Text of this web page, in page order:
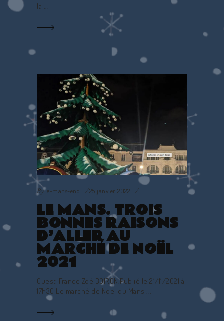
la
Byle-mans-end 25 janvier 2022
LE MANS. TROIS
BONNES RAISONS
D’ALLER AU
MARCHÉ DE NOËL
2021
Ouest-France Zoé BOIRON.Publié le 21/11/2021 à
17h30 Le marché de Noël du Mans